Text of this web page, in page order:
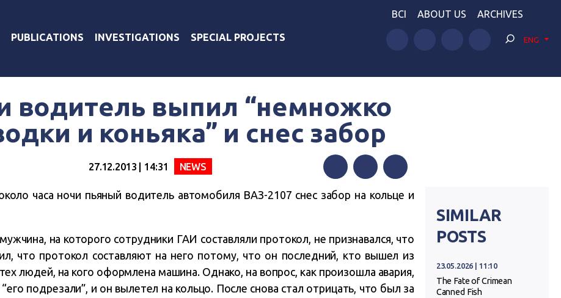
PUBLICATIONS INVESTIGATIONS SPECIAL PROJECTS
BCI ABOUT US ARCHIVES
ENG
водитель выпил “немножко
и коньяка” и снес забор
27.12.2013 | 14:31 NEWS
FacebookTwitterTelegram
часа ночи пьяный водитель автомобиля ВАЗ-2107 снес забор на кольце и
на которого сотрудники ГАИ составляли протокол, не признавался, что
что протокол составляют на него потому, что он последний, кто вышел из
людей, на кого оформлена машина. Однако, на вопрос, как произошла авария,
подрезали”, и он вылетел на кольцо. После снова стал отрицать, что был за
SIMILAR
POSTS
23.05.2026 | 11:10
The Fate of Crimean
Canned Fish